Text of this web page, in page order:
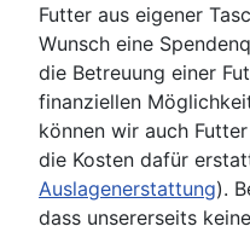
Futter aus eigener
Wunsch eine
die Betreuung einer
finanziellen
können wir auch
die Kosten dafür
Auslagenerstattung).
dass unsererseits